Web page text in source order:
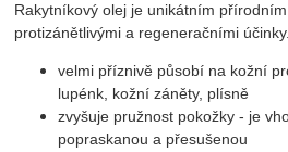
Rakytníkový olej je unikátním
protizánětlivými a regeneračními účinky.
velmi příznivě působí na kožní
lupénk, kožní záněty, plísně
zvyšuje pružnost pokožky - je
popraskanou a přesušenou